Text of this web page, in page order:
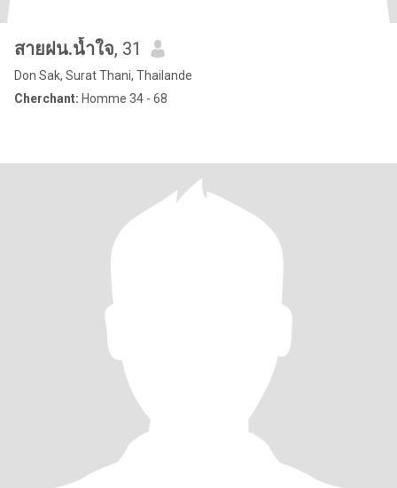
สายฝน.น้ำใจ, 31
Don Sak, Surat Thani, Thailande
Cherchant: Homme 34 - 68